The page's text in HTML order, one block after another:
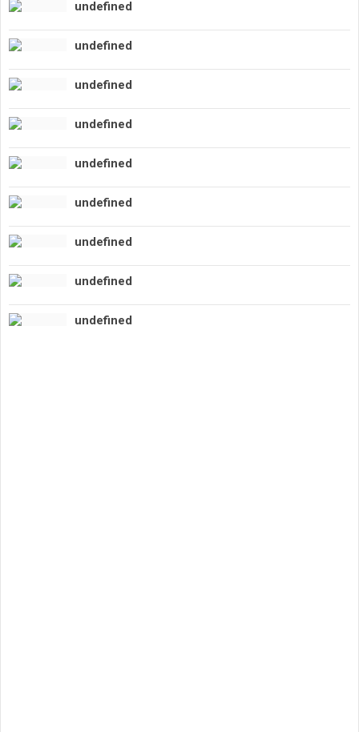
undefined
undefined
undefined
undefined
undefined
undefined
undefined
undefined
undefined